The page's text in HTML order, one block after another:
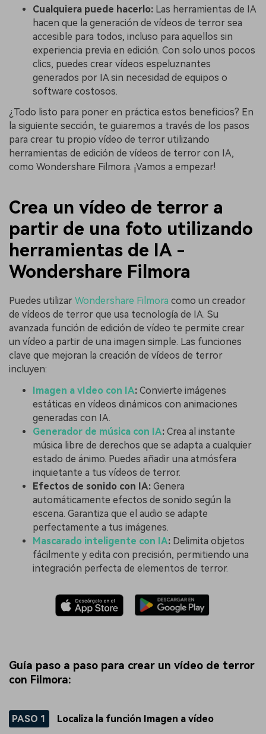
Cualquiera puede hacerlo: Las herramientas de IA
hacen que la generación de vídeos de terror sea
accesible para todos, incluso para aquellos sin
experiencia previa en edición. Con solo unos pocos
clics, puedes crear vídeos espeluznantes
generados por IA sin necesidad de equipos o
software costosos.
¿Todo listo para poner en práctica estos beneficios? En
la siguiente sección, te guiaremos a través de los pasos
para crear tu propio vídeo de terror utilizando
herramientas de edición de vídeos de terror con IA,
como Wondershare Filmora. ¡Vamos a empezar!
Crea un vídeo de terror a
partir de una foto utilizando
herramientas de IA -
Wondershare Filmora
Puedes utilizar Wondershare Filmora como un creador
de vídeos de terror que usa tecnología de IA. Su
avanzada función de edición de vídeo te permite crear
un vídeo a partir de una imagen simple. Las funciones
clave que mejoran la creación de vídeos de terror
incluyen:
Imagen a vIdeo con IA: Convierte imágenes
estáticas en vídeos dinámicos con animaciones
generadas con IA.
Generador de música con IA: Crea al instante
música libre de derechos que se adapta a cualquier
estado de ánimo. Puedes añadir una atmósfera
inquietante a tus vídeos de terror.
Efectos de sonido con IA: Genera
automáticamente efectos de sonido según la
escena. Garantiza que el audio se adapte
perfectamente a tus imágenes.
Mascarado inteligente con IA: Delimita objetos
fácilmente y edita con precisión, permitiendo una
integración perfecta de elementos de terror.
Guía paso a paso para crear un vídeo de terror
con Filmora:
PASO 1 Localiza la función Imagen a vídeo